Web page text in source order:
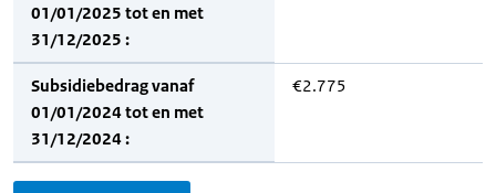
01/01/2025 tot en met
31/12/2025 :
Subsidiebedrag vanaf
01/01/2024 tot en met
31/12/2024 :
€2.775